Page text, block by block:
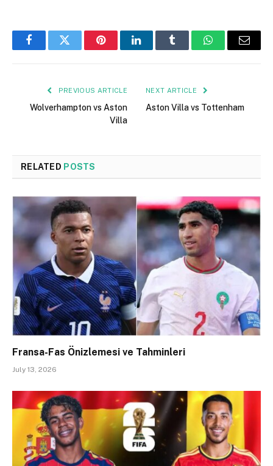
FacebookTwitter PinterestLinkedInTumblr WhatsAppEmail
PREVIOUS ARTICLE
Wolverhampton vs Aston
Villa
NEXT ARTICLE
Aston Villa vs Tottenham
RELATED POSTS
Fransa-Fas Önizlemesi ve Tahminleri
July 13, 2026